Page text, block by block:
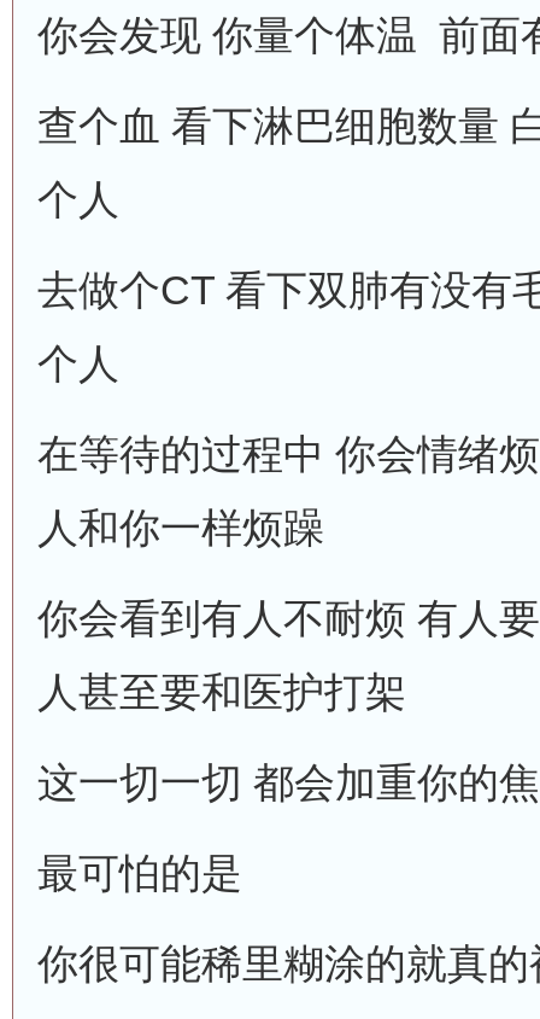
你会发现 你量个体温 前面
查个血 看下淋巴细胞数量
个人
去做个CT 看下双肺有没有
个人
在等待的过程中 你会情绪
人和你一样烦躁
你会看到有人不耐烦 有人
人甚至要和医护打架
这一切一切 都会加重你的
最可怕的是
你很可能稀里糊涂的就真